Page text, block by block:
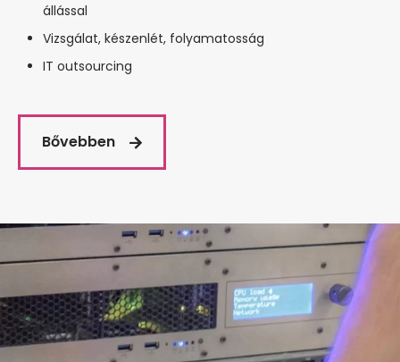
állással
Vizsgálat, készenlét, folyamatosság
IT outsourcing
Bővebben